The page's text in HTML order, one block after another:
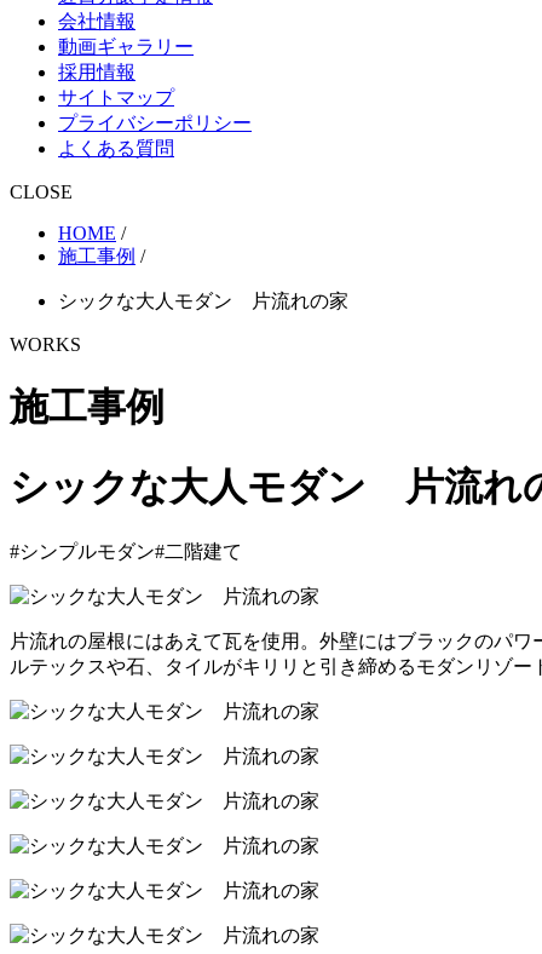
会社情報
動画ギャラリー
採用情報
サイトマップ
プライバシーポリシー
よくある質問
CLOSE
HOME /
施工事例 /
シックな大人モダン 片流れの家
WORKS
施工事例
シックな大人モダン 片流れ
#シンプルモダン#二階建て
片流れの屋根にはあえて瓦を使用。外壁にはブラックのパ
ルテックスや石、タイルがキリリと引き締めるモダンリゾー